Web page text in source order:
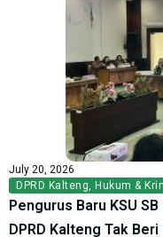
July 20, 2026
DPRD Kalteng Hukum &
Pengurus Baru KSU
DPRD Kalteng Tak